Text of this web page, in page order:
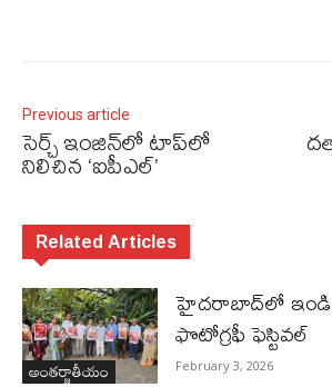
Previous article
సెర్చ్‌ ఇంజిన్‌లో టాప్‌లో
నిలిచిన ‘ఐపీఎల్‌’
Related Articles
అంతర్జాతీయం
హైదరాబాద్‌లో
ఫొటోగ్రఫీ ఫెస్టివల్
February 3, 2026